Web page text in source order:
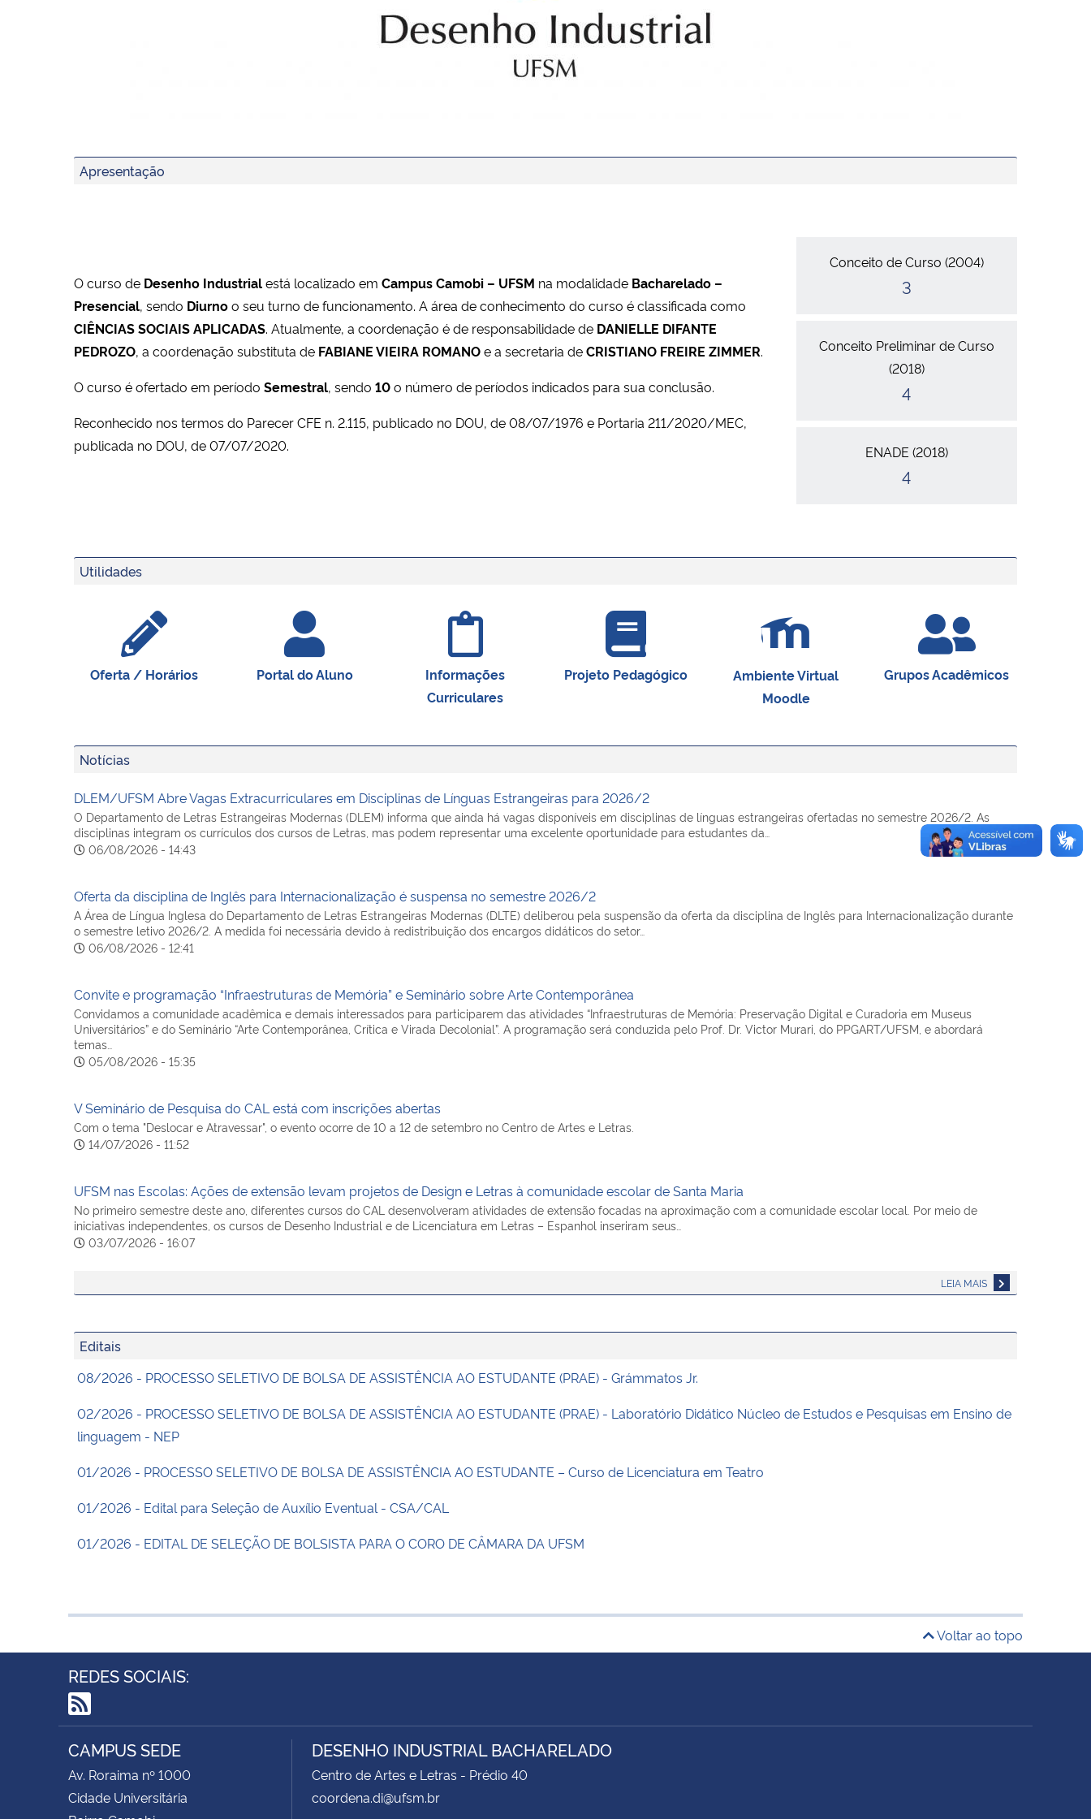
Apresentação
O curso de Desenho Industrialestá localizado em Campus Camobi – UFSM na modalidade Bacharelado –
Presencial, sendo Diurnoo seu turno de funcionamento. A área de conhecimento do curso é classificada como
CIÊNCIAS SOCIAIS APLICADAS. Atualmente, a coordenação é de responsabilidade de DANIELLE DIFANTE
PEDROZO, a coordenação substituta de FABIANE VIEIRA ROMANOe a secretaria deCRISTIANO FREIRE ZIMMER.
O curso é ofertado em período Semestral, sendo 10o número de períodos indicados para sua conclusão.
Reconhecido nos termos do Parecer CFE n. 2.115, publicado no DOU, de 08/07/1976 e Portaria 211/2020/MEC,
publicada no DOU, de 07/07/2020.
Conceito de Curso (2004)
3
Conceito Preliminar de Curso
(2018)
4
ENADE (2018)
4
Utilidades
Oferta / Horários Portal do Aluno
Informações
Curriculares
Projeto Pedagógico
Ambiente Virtual
Moodle
Grupos Acadêmicos
Notícias
DLEM/UFSM Abre Vagas Extracurriculares em Disciplinas de Línguas Estrangeiras para 2026/2
O Departamento de Letras Estrangeiras Modernas (DLEM) informa que ainda há vagas disponíveis em disciplinas de línguas estrangeiras ofertadas no semestre 2026/2. As
disciplinas integram os currículos dos cursos de Letras, mas podem representar uma excelente oportunidade para estudantes da…
06/08/2026 - 14:43
Oferta da disciplina de Inglês para Internacionalização é suspensa no semestre 2026/2
A Área de Língua Inglesa do Departamento de Letras Estrangeiras Modernas (DLTE) deliberou pela suspensão da oferta da disciplina de Inglês para Internacionalização durante
o semestre letivo 2026/2. A medida foi necessária devido à redistribuição dos encargos didáticos do setor…
06/08/2026 - 12:41
Convite e programação “Infraestruturas de Memória” e Seminário sobre Arte Contemporânea
Convidamos a comunidade acadêmica e demais interessados para participarem das atividades “Infraestruturas de Memória: Preservação Digital e Curadoria em Museus
Universitários” e do Seminário “Arte Contemporânea, Crítica e Virada Decolonial”. A programação será conduzida pelo Prof. Dr. Victor Murari, do PPGART/UFSM, e abordará
temas…
05/08/2026 - 15:35
V Seminário de Pesquisa do CAL está com inscrições abertas
Com o tema "Deslocar e Atravessar", o evento ocorre de 10 a 12 de setembro no Centro de Artes e Letras.
14/07/2026 - 11:52
UFSM nas Escolas: Ações de extensão levam projetos de Design e Letras à comunidade escolar de Santa Maria
No primeiro semestre deste ano, diferentes cursos do CAL desenvolveram atividades de extensão focadas na aproximação com a comunidade escolar local. Por meio de
iniciativas independentes, os cursos de Desenho Industrial e de Licenciatura em Letras – Espanhol inseriram seus…
03/07/2026 - 16:07
LEIA MAIS
Editais
08/2026 - PROCESSO SELETIVO DE BOLSA DE ASSISTÊNCIA AO ESTUDANTE (PRAE) - Grámmatos Jr.
02/2026 - PROCESSO SELETIVO DE BOLSA DE ASSISTÊNCIA AO ESTUDANTE (PRAE) - Laboratório Didático Núcleo de Estudos e Pesquisas em Ensino de
linguagem - NEP
01/2026 - PROCESSO SELETIVO DE BOLSA DE ASSISTÊNCIA AO ESTUDANTE – Curso de Licenciatura em Teatro
01/2026 - Edital para Seleção de Auxílio Eventual - CSA/CAL
01/2026 - EDITAL DE SELEÇÃO DE BOLSISTA PARA O CORO DE CÂMARA DA UFSM
Voltar ao topo
REDES SOCIAIS:
RSS
CAMPUS SEDE
Av. Roraima nº 1000
Cidade Universitária
DESENHO INDUSTRIAL BACHARELADO
Centro de Artes e Letras - Prédio 40
coordena.di@ufsm.br